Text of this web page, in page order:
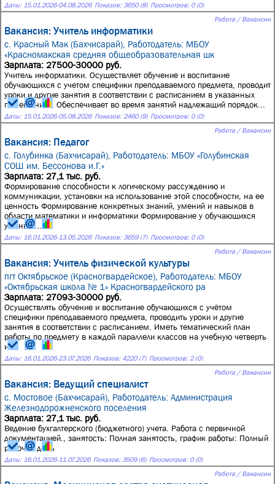
Даты: 15.01.2026-04.08.2026 Показов: 3650 (8) Просмотров: 0 (0)
Работа / Вакансии
Вакансия: Учитель информатики
с. Красный Мак (Бахчисарай), Работодатель: МБОУ
«Красномакская средняя общеобразовательная шк
Зарплата: 27500-30000 руб.
Учитель информатики. Осуществляет обучение и воспитание
обучающихся с учетом специфики преподаваемого предмета, проводит
уроки и другие занятия в соответствии с расписанием в указанных
помещениях. Обеспечивает во время занятий надлежащий порядок...
Даты: 15.01.2026-05.08.2026 Показов: 2460 (9) Просмотров: 0 (0)
Работа / Вакансии
Вакансия: Педагог
с. Голубинка (Бахчисарай), Работодатель: МБОУ «Голубинская
СОШ им. Бессонова и.Г.»
Зарплата: 27,1 тыс. руб.
Формирование способности к логическому рассуждению и
коммуникации, установки на использование этой способности, на ее
ценность Формирование конкретных знаний, умений и навыков в
области математики и информатики Формирование у обучающихся
умения ...
Даты: 16.01.2026-13.05.2026 Показов: 3659 (7) Просмотров: 0 (0)
Работа / Вакансии
Вакансия: Учитель физической культуры
пгт Октябрьское (Красногвардейское), Работодатель: МБОУ
«Октябрьская школа № 1» Красногвардейского ра
Зарплата: 27093-30000 руб.
Осуществлять обучение и воспитание обучающихся с учётом
специфики преподаваемого предмета, проводить уроки и другие
занятия в соответствии с расписанием. Иметь тематический план
работы по предмету в каждой параллели классов на учебную четверть
и...
Даты: 16.01.2026-23.07.2026 Показов: 4220 (7) Просмотров: 2 (0)
Работа / Вакансии
Вакансия: Ведущий специалист
с. Мостовое (Бахчисарай), Работодатель: Администрация
Железнодорожненского поселения
Зарплата: 27,1 тыс. руб.
Ведение бухгалтерского (бюджетного) учета. Работа с первичной
документацией., занятость: Полная занятость, график работы: Полный
рабочий день
Даты: 16.01.2026-11.07.2026 Показов: 3509 (6) Просмотров: 0 (0)
Работа / Вакансии